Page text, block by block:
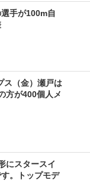
手が100m自
（金）瀬戸は
方が400個人メ
にスタースイ
。トップモデ